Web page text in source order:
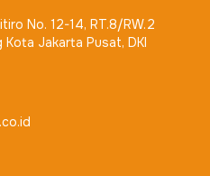
No. 12-14, RT.8/RW.2
Jakarta Pusat, DKI